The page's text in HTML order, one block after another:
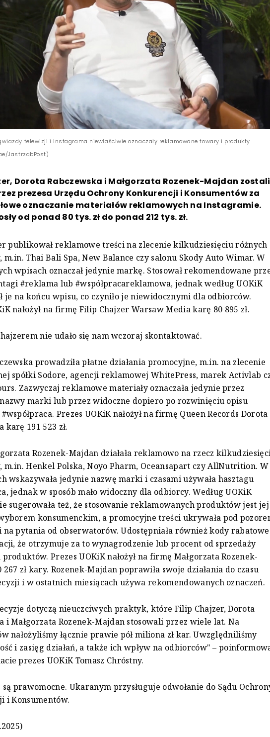
gwiazdy telewizji i Instagrama niewłaściwie oznaczały reklamowane towary i produkty
JastrzabPost)
Dorota Rabczewska i Małgorzata Rozenek-Majdan zostali
prezesa Urzędu Ochrony Konkurencji i Konsumentów za
oznaczanie materiałów reklamowych na Instagramie.
od ponad 80 tys. zł do ponad 212 tys. zł.
publikował reklamowe treści na zlecenie kilkudziesięciu różnych
m.in. Thai Bali Spa, New Balance czy salonu Skody Auto Wimar. W
wpisach oznaczał jedynie markę. Stosował rekomendowane
#reklama lub #współpracareklamowa, jednak według UOKiK
je na końcu wpisu, co czyniło je niewidocznymi dla odbiorców.
nałożył na firmę Filip Chajzer Warsaw Media karę 80 895 zł.
nie udało się nam wczoraj skontaktować.
prowadziła płatne działania promocyjne, m.in. na zlecenie
spółki Sodore, agencji reklamowej WhitePress, marek Activlab
Zazwyczaj reklamowe materiały oznaczała jedynie przez
marki lub przez widoczne dopiero po rozwinięciu opisu
Prezes UOKiK nałożył na firmę Queen Records Dorota
karę 191 523 zł.
Rozenek-Majdan działała reklamowo na rzecz
m.in. Henkel Polska, Noyo Pharm, Oceansapart czy AllNutrition. W
wskazywała jedynie nazwę marki i czasami używała hasztagu
jednak w sposób mało widoczny dla odbiorcy. Według UOKiK
sugerowała też, że stosowanie reklamowanych produktów jest jej
konsumenckim, a promocyjne treści ukrywała pod
na pytania od obserwatorów. Udostępniała również kody rabatowe
że otrzymuje za to wynagrodzenie lub procent od sprzedaży
Prezes UOKiK nałożył na firmę Małgorzata Rozenek-
267 zł kary. Rozenek-Majdan poprawiła swoje działania do czasu
i w ostatnich miesiącach używa rekomendowanych oznaczeń.
dotyczą nieuczciwych praktyk, które Filip Chajzer, Dorota
i Małgorzata Rozenek-Majdan stosowali przez wiele lat. Na
nałożyliśmy łącznie prawie pół miliona zł kar. Uwzględniliśmy
i zasięg działań, a także ich wpływ na odbiorców" –
prezes UOKiK Tomasz Chróstny.
są prawomocne. Ukaranym przysługuje odwołanie do Sądu
i Konsumentów.